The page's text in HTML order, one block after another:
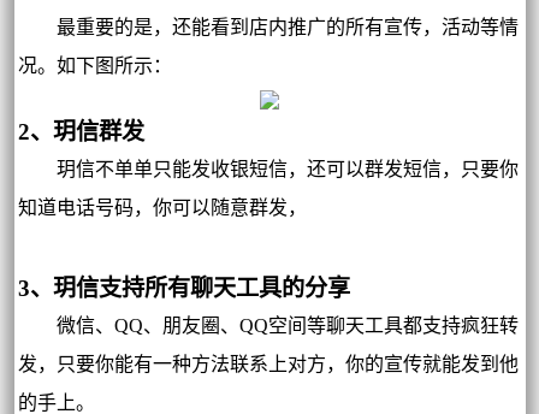
最重要的是，还能看到店内推广的所有宣传，活动等情
况。如下图所示：
2、玥信群发
玥信不单单只能发收银短信，还可以群发短信，只要你
知道电话号码，你可以随意群发，
3、玥信支持所有聊天工具的分享
微信、QQ、朋友圈、QQ空间等聊天工具都支持疯狂转
发，只要你能有一种方法联系上对方，你的宣传就能发到他
的手上。